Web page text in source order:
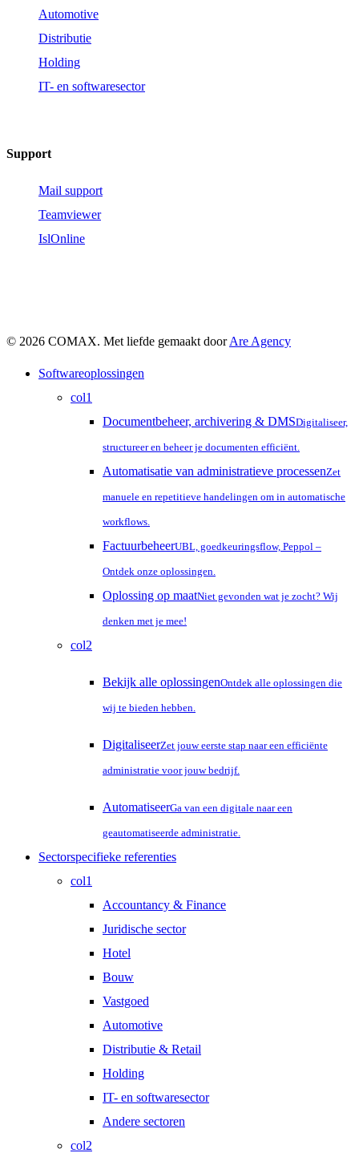
Automotive
Distributie
Holding
IT- en softwaresector
Support
Mail support
Teamviewer
IslOnline
© 2026 COMAX. Met liefde gemaakt doorAre Agency
Softwareoplossingen
col1
Documentbeheer, archivering & DMSDigitaliseer,
structureer en beheer je documenten efficiënt.
Automatisatie van administratieve processenZet
manuele en repetitieve handelingen om in automatische
workflows.
FactuurbeheerUBL, goedkeuringsflow, Peppol –
Ontdek onze oplossingen.
Oplossing op maatNiet gevonden wat je zocht? Wij
denken met je mee!
col2
Bekijk alle oplossingenOntdek alle oplossingen die
wij te bieden hebben.
DigitaliseerZet jouw eerste stap naar een efficiënte
administratie voor jouw bedrijf.
AutomatiseerGa van een digitale naar een
geautomatiseerde administratie.
Sectorspecifieke referenties
col1
Accountancy & Finance
Juridische sector
Hotel
Bouw
Vastgoed
Automotive
Distributie & Retail
Holding
IT- en softwaresector
Andere sectoren
col2